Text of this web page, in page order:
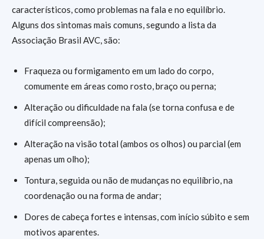
característicos, como problemas na fala e no equilíbrio.
Alguns dos sintomas mais comuns, segundo a lista da
Associação Brasil AVC, são:
Fraqueza ou formigamento em um lado do corpo,
comumente em áreas como rosto, braço ou perna;
Alteração ou dificuldade na fala (se torna confusa e de
difícil compreensão);
Alteração na visão total (ambos os olhos) ou parcial (em
apenas um olho);
Tontura, seguida ou não de mudanças no equilíbrio, na
coordenação ou na forma de andar;
Dores de cabeça fortes e intensas, com início súbito e sem
motivos aparentes.